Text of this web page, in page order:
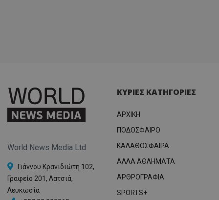
World News Media Ltd
Γιάννου Κρανιδιώτη 102,
Γραφείο 201, Λατσιά,
Λευκωσία
ΚΥΡΙΕΣ ΚΑΤΗΓΟΡΙΕΣ
ΑΡΧΙΚΗ
ΠΟΔΟΣΦΑΙΡΟ
ΚΑΛΑΘΟΣΦΑΙΡΑ
ΑΛΛΑ ΑΘΛΗΜΑΤΑ
ΑΡΘΡΟΓΡΑΦΙΑ
SPORTS+